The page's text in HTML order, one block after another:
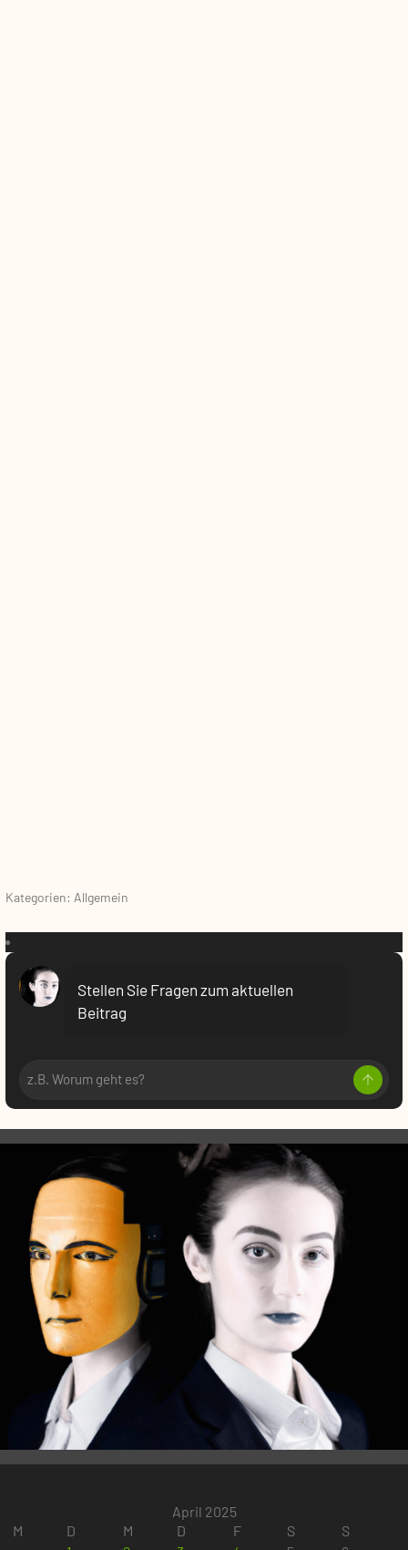
Kategorien: Allgemein
VR:
Stellen Sie Fragen zum aktuellen
Beitrag
April 2025
M
D M D F S
S